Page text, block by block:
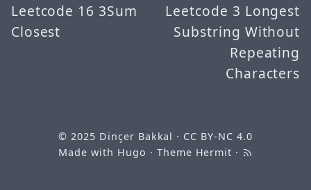
Leetcode 16 3Sum
Closest
Leetcode 3 Longest
Substring Without
Repeating
Characters
© 2025 Dinçer Bakkal · CC BY-NC 4.0
Made with Hugo · Theme Hermit ·